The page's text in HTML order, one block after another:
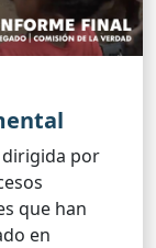
dirigida por
que han
en